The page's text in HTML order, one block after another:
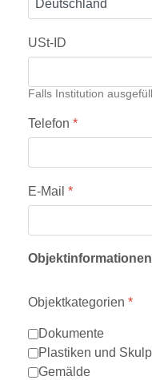
USt-ID
Falls Institution
Telefon *
E-Mail *
Objektinformationen
Objektkategorien *
Dokumente
Plastiken und
Gemälde